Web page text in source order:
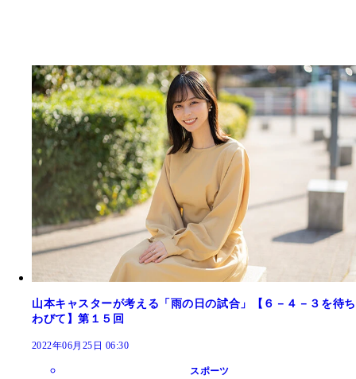
山本キャスターが考える「雨の日の試合」【６－４－３を待ち
わびて】第１５回
2022年06月25日 06:30
スポーツ